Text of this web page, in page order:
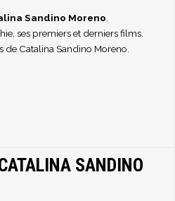
Sandino Moreno
ses premiers et derniers films.
de Catalina Sandino Moreno.
SANDINO